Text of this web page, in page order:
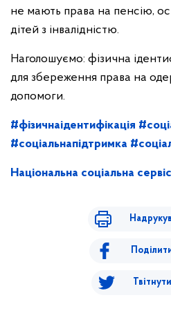
не мають права на пенсію,
дітей з інвалідністю.
Наголошуємо: фізична
для збереження права на
допомоги.
#фізичнаідентифікація
#соціальнапідтримка
Національна соціальна
Твітнути